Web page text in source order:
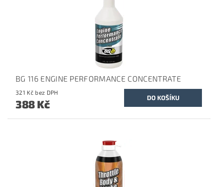
BG 116 ENGINE PERFORMANCE CONCENTRATE
321 Kč bez DPH
388 Kč